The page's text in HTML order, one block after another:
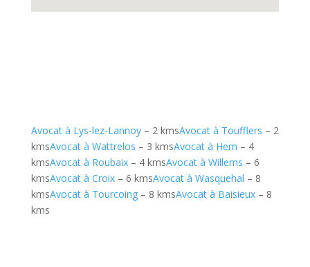
Avocat à Lys-lez-Lannoy– 2 kmsAvocat à Toufflers – 2
kmsAvocat à Wattrelos – 3 kmsAvocat à Hem – 4
kmsAvocat à Roubaix– 4 kmsAvocat à Willems – 6
kmsAvocat à Croix– 6 kmsAvocat à Wasquehal – 8
kmsAvocat à Tourcoing– 8 kmsAvocat à Baisieux– 8
kms